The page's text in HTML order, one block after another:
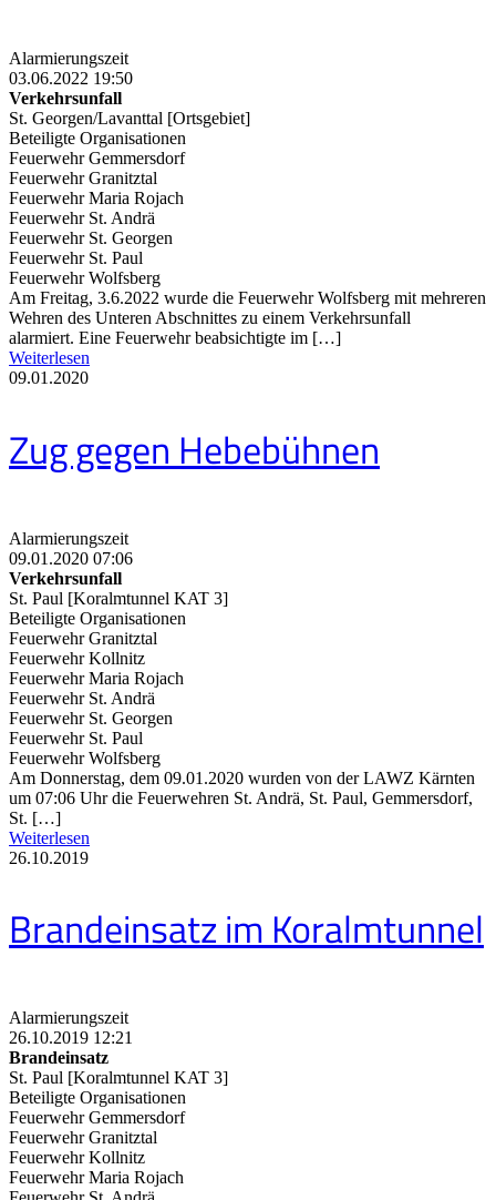
Alarmierungszeit
03.06.2022 19:50
Verkehrsunfall
St. Georgen/Lavanttal [Ortsgebiet]
Beteiligte Organisationen
Feuerwehr Gemmersdorf
Feuerwehr Granitztal
Feuerwehr Maria Rojach
Feuerwehr St. Andrä
Feuerwehr St. Georgen
Feuerwehr St. Paul
Feuerwehr Wolfsberg
Am Freitag, 3.6.2022 wurde die Feuerwehr Wolfsberg mit mehreren
Wehren des Unteren Abschnittes zu einem Verkehrsunfall
alarmiert. Eine Feuerwehr beabsichtigte im […]
Weiterlesen
09.01.2020
Zug gegen Hebebühnen
Alarmierungszeit
09.01.2020 07:06
Verkehrsunfall
St. Paul [Koralmtunnel KAT 3]
Beteiligte Organisationen
Feuerwehr Granitztal
Feuerwehr Kollnitz
Feuerwehr Maria Rojach
Feuerwehr St. Andrä
Feuerwehr St. Georgen
Feuerwehr St. Paul
Feuerwehr Wolfsberg
Am Donnerstag, dem 09.01.2020 wurden von der LAWZ Kärnten
um 07:06 Uhr die Feuerwehren St. Andrä, St. Paul, Gemmersdorf,
St. […]
Weiterlesen
26.10.2019
Brandeinsatz im Koralmtunnel
Alarmierungszeit
26.10.2019 12:21
Brandeinsatz
St. Paul [Koralmtunnel KAT 3]
Beteiligte Organisationen
Feuerwehr Gemmersdorf
Feuerwehr Granitztal
Feuerwehr Kollnitz
Feuerwehr Maria Rojach